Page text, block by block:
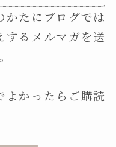
かたにブログでは
するメルマガを送
よかったらご購読